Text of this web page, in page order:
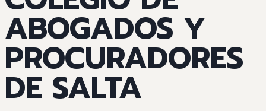
ABOGADOS Y
PROCURADORES
DE SALTA